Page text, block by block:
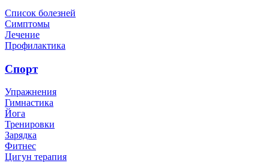
Список болезней
Симптомы
Лечение
Профилактика
Спорт
Упражнения
Гимнастика
Йога
Тренировки
Зарядка
Фитнес
Цигун терапия